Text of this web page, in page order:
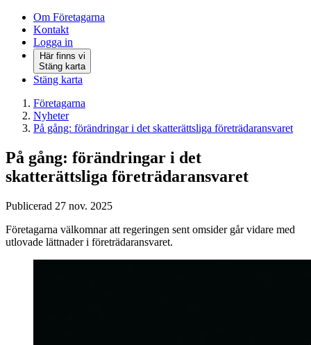
Om Företagarna
Kontakt
Logga in
Här finns vi
Stäng karta
Stäng karta
Företagarna
Nyheter
På gång: förändringar i det skatterättsliga företrädaransvaret
På gång: förändringar i det
skatterättsliga företrädaransvaret
Publicerad 27 nov. 2025
Företagarna välkomnar att regeringen sent omsider går vidare med
utlovade lättnader i företrädaransvaret.